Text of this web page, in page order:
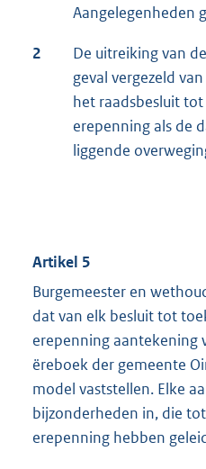
Aangelegenheden
2
De uitreiking van
geval vergezeld
het raadsbesluit
erepenning als de
liggende
Artikel 5
Burgemeester en
dat van elk besluit tot
erepenning
ëreboek der gemeente
model vaststellen. Elke
bijzonderheden in, die
erepenning hebben